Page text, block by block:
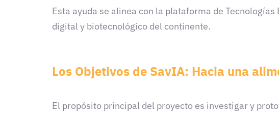
Esta ayuda se alinea con la plataforma de
digital y biotecnológico del continente.
Los Objetivos de SavIA: Hacia una
El propósito principal del proyecto es investigar y